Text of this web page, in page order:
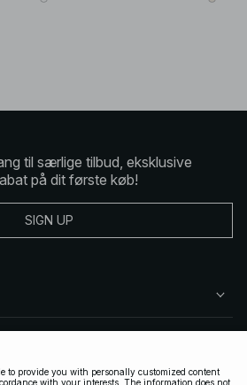
til særlige tilbud, eksklusive
på dit første køb!
SIGN UP